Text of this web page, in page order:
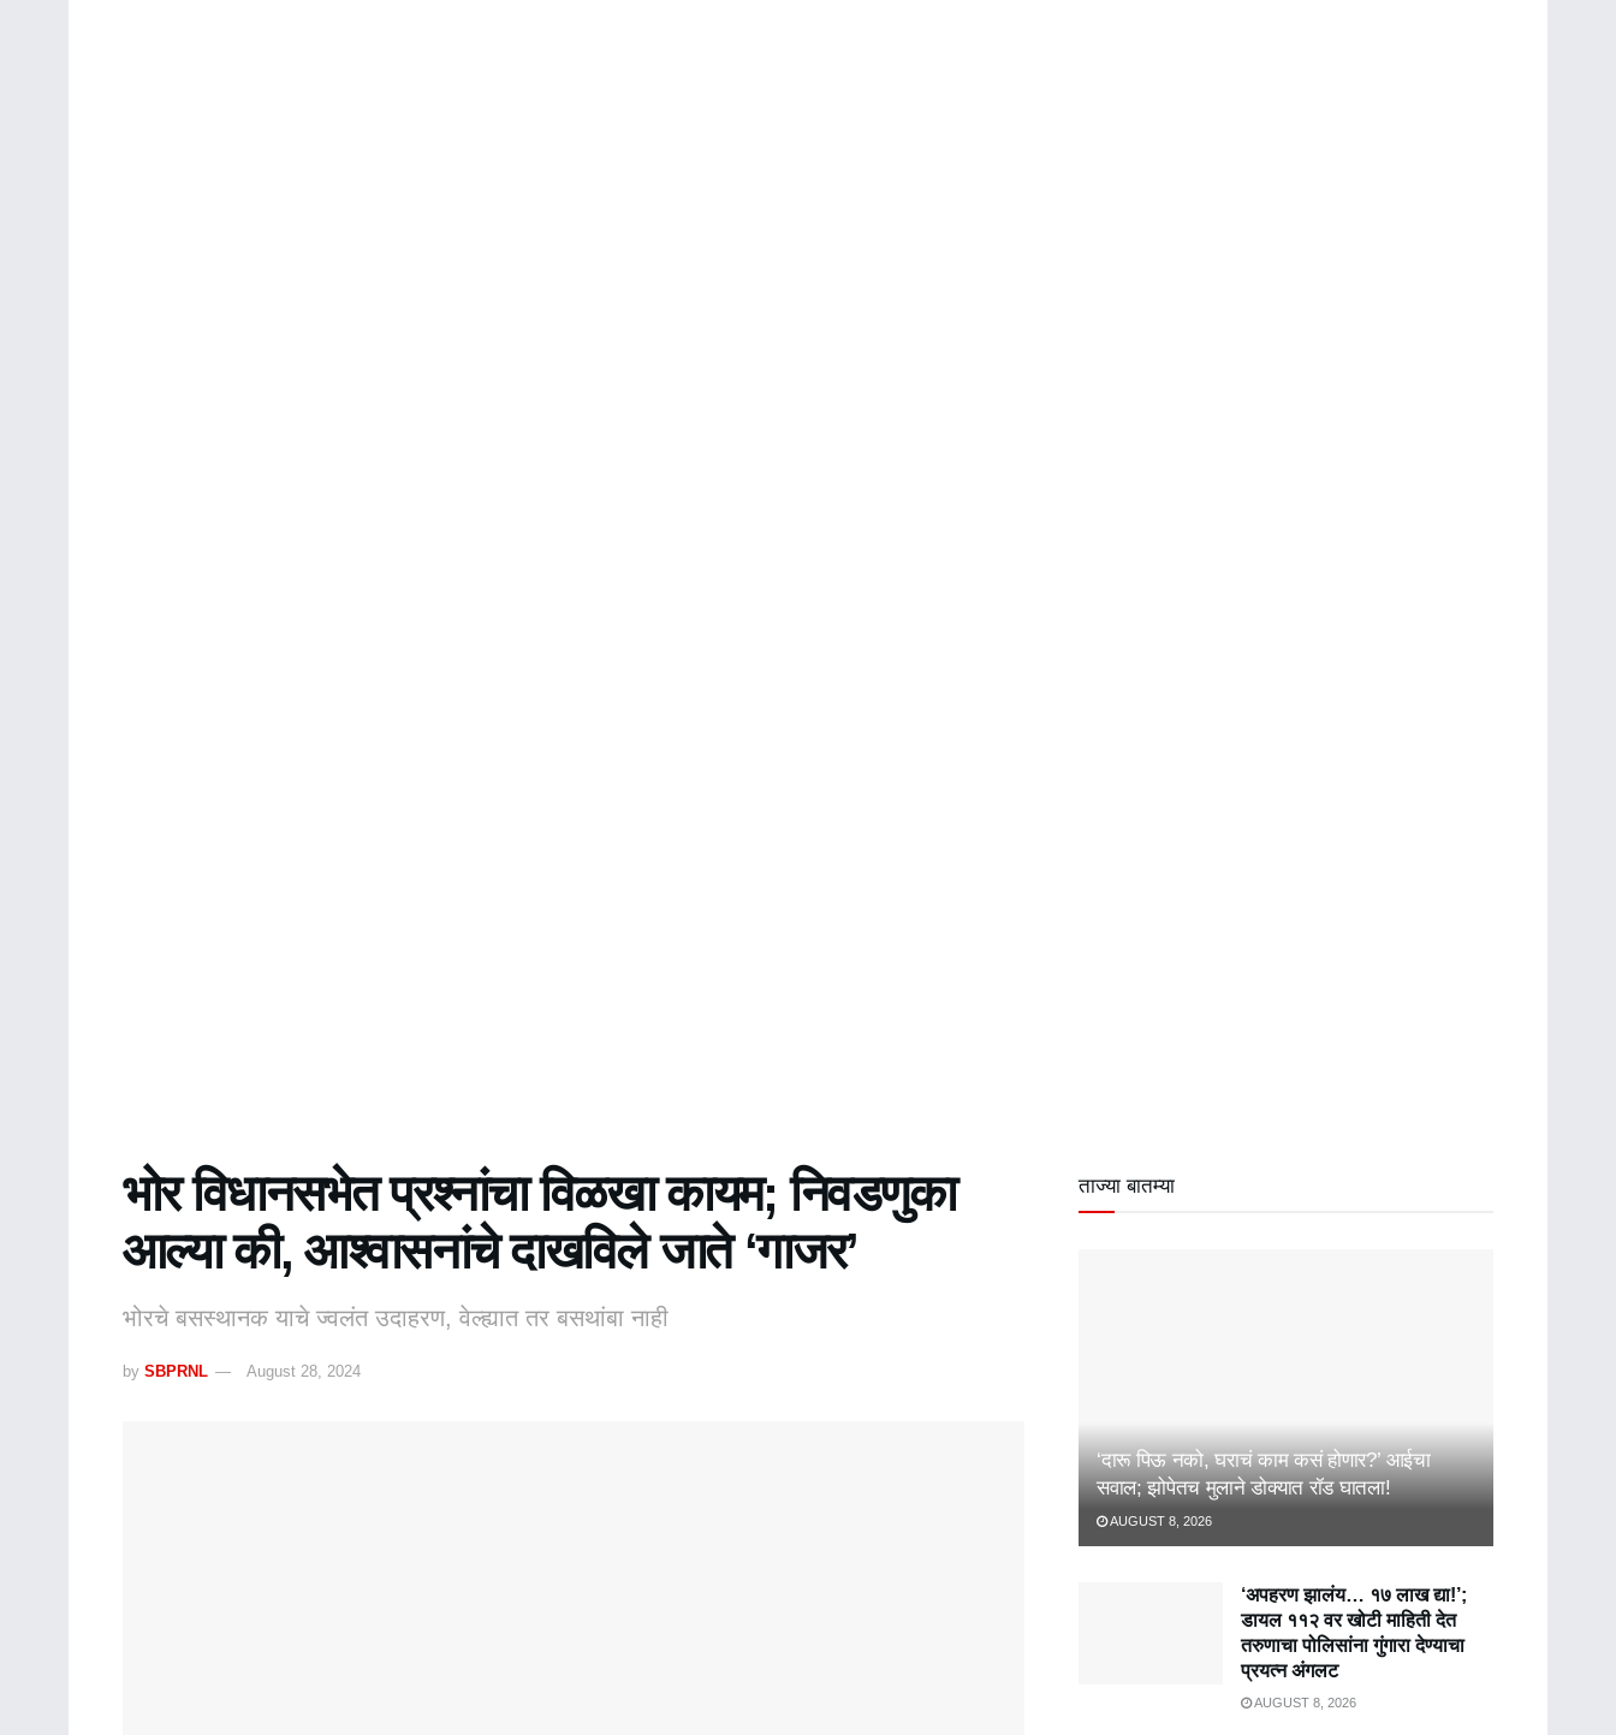
भोर विधानसभेत प्रश्नांचा विळखा कायम; निवडणुका
आल्या की, आश्वासनांचे दाखविले जाते ‘गाजर’
भोरचे बसस्थानक याचे ज्वलंत उदाहरण, वेल्ह्यात तर बसथांबा नाही
by SBPRNL August 28, 2024
ताज्या बातम्या
‘दारू पिऊ नको, घराचं काम कसं होणार?’ आईचा
सवाल; झोपेतच मुलाने डोक्यात रॉड घातला!
AUGUST 8, 2026
‘अपहरण झालंय… १७ लाख द्या!’;
डायल ११२ वर खोटी माहिती देत
तरुणाचा पोलिसांना गुंगारा देण्याचा
प्रयत्न अंगलट
AUGUST 8, 2026